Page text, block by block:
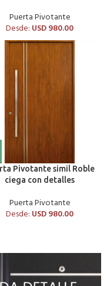
Puerta Pivotante
Desde: USD980.00
Pivotante simil Roble
ciega con detalles
Puerta Pivotante
Desde: USD980.00